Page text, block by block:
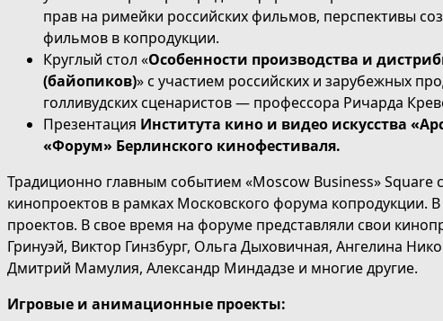
прав на римейки российских фильмов, перспективы
фильмов в копродукции.
Круглый стол «Особенности производства и
(байопиков)» с участием российских и зарубежных
голливудских сценаристов — профессора Ричарда
Презентация Института кино и видео искусства
«Форум» Берлинского кинофестиваля.
Традиционно главным событием «Moscow Business» Square
кинопроектов в рамках Московского форума копродукции. В
проектов. В свое время на форуме представляли свои
Гринуэй, Виктор Гинзбург, Ольга Дыховичная, Ангелина
Дмитрий Мамулия, Александр Миндадзе и многие другие.
Игровые и анимационные проекты: